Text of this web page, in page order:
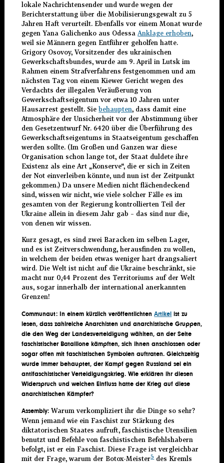
lokale Nachrichtensender und wurde wegen der
Berichterstattung über die Mobilisierungsgewalt zu 5
Jahren Haft verurteilt. Ebenfalls vor einem Monat wurde
gegen Yana Galichenko aus Odessa Anklage erhoben,
weil sie Männern gegen Entführer geholfen hatte.
Grigory Osovoy, Vorsitzender des ukrainischen
Gewerkschaftsbundes, wurde am 9. April in Lutsk im
Rahmen einem Strafverfahrens festgenommen und am
nächsten Tag von einem Kiewer Gericht wegen des
Verdachts der illegalen Veräußerung von
Gewerkschaftseigentum vor etwa 10 Jahren unter
Hausarrest gestellt. Siebehaupten, dass damit eine
Atmosphäre der Unsicherheit vor der Abstimmung über
den Gesetzentwurf Nr. 6420 über die Überführung des
Gewerkschaftseigentums in Staatseigentum geschaffen
werden sollte. (Im Großen und Ganzen war diese
Organisation schon lange tot, der Staat duldete ihre
Existenz als eine Art „Konserve“, die er sich in Zeiten
der Not einverleiben könnte, und nun ist der Zeitpunkt
gekommen.) Da unsere Medien nicht flächendeckend
sind, wissen wir nicht, wie viele solcher Fälle es im
gesamten von der Regierung kontrollierten Teil der
Ukraine allein in diesem Jahr gab – das sind nur die,
von denen wir wissen.
Kurz gesagt, es sind zwei Baracken im selben Lager,
und es ist Zeitverschwendung, herausfinden zu wollen,
in welchem der beiden etwas weniger hart drangsaliert
wird. Die Welt ist nicht auf die Ukraine beschränkt, sie
macht nur 0,44 Prozent des Territoriums auf der Welt
aus, sogar innerhalb der international anerkannten
Grenzen!
Communaut: In einem kürzlich veröffentlichtenArtikel ist zu
lesen, dass zahlreiche Anarchisten und anarchistische Gruppen,
die den Weg der Landesverteidigung wählten, an der Seite
faschistischer Bataillone kämpften, sich ihnen anschlossen oder
sogar offen mit faschistischen Symbolen auftraten. Gleichzeitig
wurde immer behauptet, der Kampf gegen Russland sei ein
antifaschistischer Verteidigungskrieg. Wie erklären ihr diesen
Widerspruch und welchen Einfluss hatte der Krieg auf diese
anarchistischen Kämpfer?
Assembly: Warum verkompliziert ihr die Dinge so sehr?
Wenn jemand wie ein Faschist zur Stärkung des
diktatorischen Staates aufruft, faschistische Utensilien
benutzt und Befehle von faschistischen Befehlshabern
befolgt, ist er ein Faschist. Diese Frage ist vergleichbar
mit der Frage, warum der Botox-Meister5des Kremls